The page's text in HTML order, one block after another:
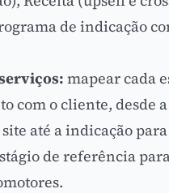
de indicação
mapear cada
com o cliente, desde a
até a indicação
de referência